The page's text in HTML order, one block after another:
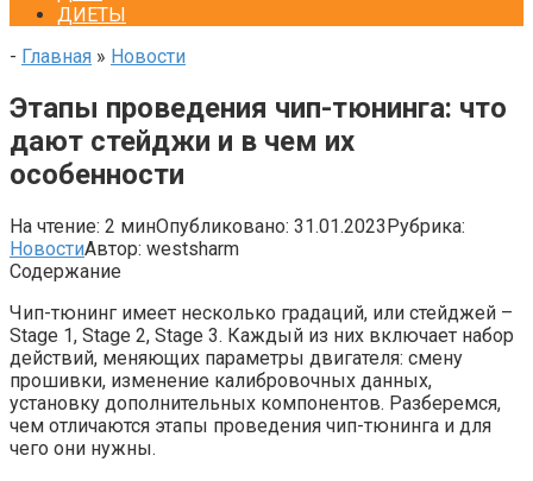
ДИЕТЫ
- Главная » Новости
Этапы проведения чип-тюнинга: что
дают стейджи и в чем их
особенности
На чтение: 2 минОпубликовано: 31.01.2023Рубрика:
НовостиАвтор: westsharm
Содержание
Чип-тюнинг имеет несколько градаций, или стейджей –
Stage 1, Stage 2, Stage 3. Каждый из них включает набор
действий, меняющих параметры двигателя: смену
прошивки, изменение калибровочных данных,
установку дополнительных компонентов. Разберемся,
чем отличаются этапы проведения чип-тюнинга и для
чего они нужны.